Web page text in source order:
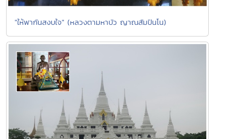
"ให้พากันสงบใจ" (หลวงตามหาบัว ญาณสัมปันโน)